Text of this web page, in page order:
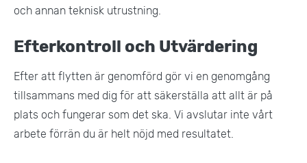
och annan teknisk utrustning​.
Efterkontroll och Utvärdering
Efter att flytten är genomförd gör vi en genomgång
tillsammans med dig för att säkerställa att allt är på
plats och fungerar som det ska. Vi avslutar inte vårt
arbete förrän du är helt nöjd med resultatet​.